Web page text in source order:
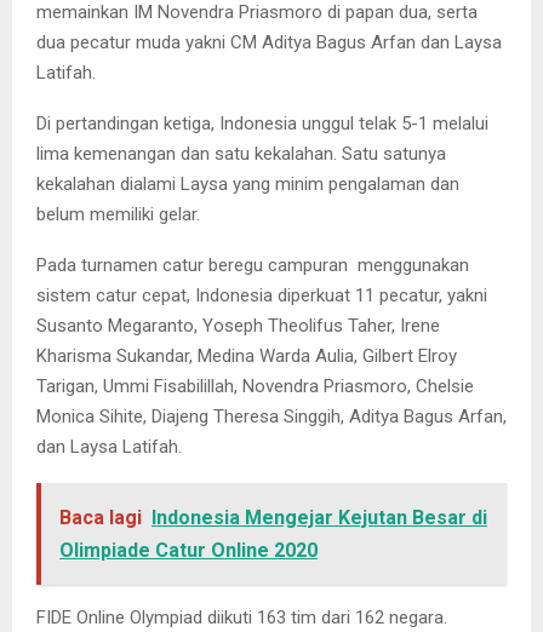
memainkan IM Novendra Priasmoro di papan dua, serta
dua pecatur muda yakni CM Aditya Bagus Arfan dan Laysa
Latifah.
Di pertandingan ketiga, Indonesia unggul telak 5-1 melalui
lima kemenangan dan satu kekalahan. Satu satunya
kekalahan dialami Laysa yang minim pengalaman dan
belum memiliki gelar.
Pada turnamen catur beregu campuran menggunakan
sistem catur cepat, Indonesia diperkuat 11 pecatur, yakni
Susanto Megaranto, Yoseph Theolifus Taher, Irene
Kharisma Sukandar, Medina Warda Aulia, Gilbert Elroy
Tarigan, Ummi Fisabilillah, Novendra Priasmoro, Chelsie
Monica Sihite, Diajeng Theresa Singgih, Aditya Bagus Arfan,
dan Laysa Latifah.
Baca lagi
Indonesia Mengejar Kejutan Besar di
Olimpiade Catur Online 2020
FIDE Online Olympiad diikuti 163 tim dari 162 negara.